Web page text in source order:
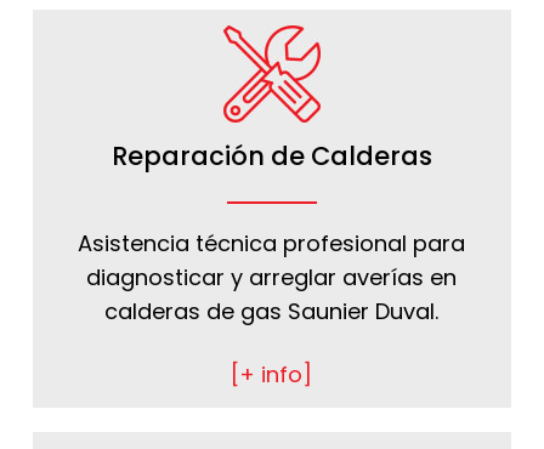
Reparación de Calderas
Asistencia técnica profesional para
diagnosticar y arreglar averías en
calderas de gas Saunier Duval.
[+ info]